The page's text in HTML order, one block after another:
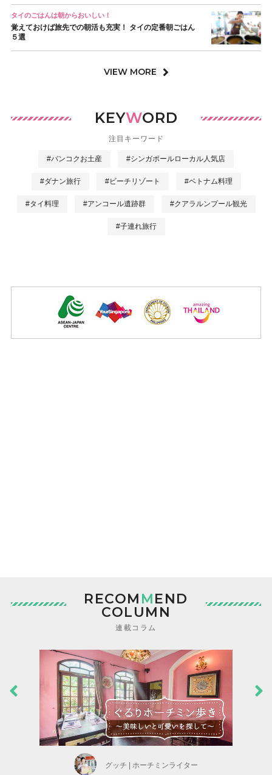
タイのごはんは朝からおいしい！
覚えておけば旅先での朝活も充実！ タイの定番朝ごはん
５選
VIEW MORE
KEYWORD
注目キーワード
#バンコクお土産 #シンガポールローカル人気店
#ダナン旅行 #ビーチリゾート #ベトナム料理
#タイ料理 #アンコール遺跡群 #クアラルンプール観光
#子連れ旅行
RECOM MEND
COLUMN
連載コラム
グッチ | ホーチミンライター